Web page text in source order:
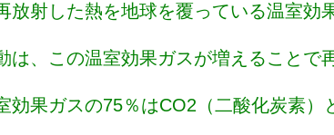
放射した熱を地球を覆っている温室
は、この温室効果ガスが増えることで
効果ガスの75％はCO2（二酸化炭素）